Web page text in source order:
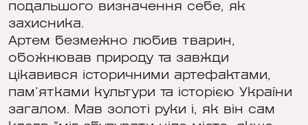
подальшого визначення себе, як
захисника.
Артем безмежно любив тварин,
обожнював природу та завжди
цікавився історичними артефактами,
пам’ятками культури та історією України
загалом. Мав золоті руки і, як він сам